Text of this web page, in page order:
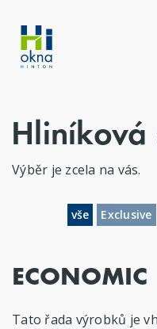
Hliníková
Výběr je zcela na vás.
vše Exclusive
ECONOMIC
Tato řada výrobků je